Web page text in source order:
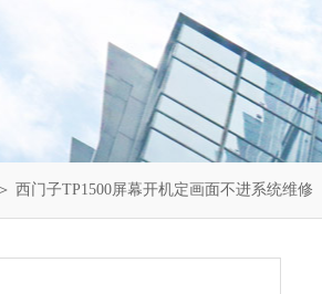
＞ 西门子TP1500屏幕开机定画面不进系统维修